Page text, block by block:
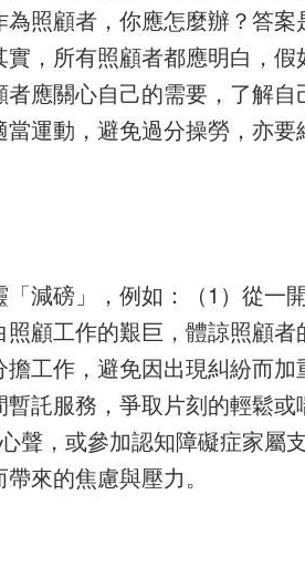
照顧者，你應怎麼辦？答
，所有照顧者都應明白，
應關心自己的需要，了解
運動，避免過分操勞，亦
減磅」，例如：（1）從一
顧工作的艱巨，體諒照顧
工作，避免因出現糾紛而
託服務，爭取片刻的輕鬆
聲，或參加認知障礙症家
來的焦慮與壓力。